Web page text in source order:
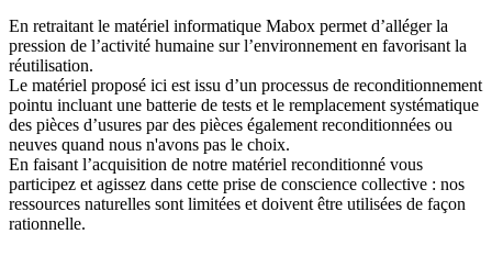
En retraitant le matériel informatique Mabox permet d’alléger la
pression de l’activité humaine sur l’environnement en favorisant la
réutilisation.
Le matériel proposé ici est issu d’un processus de reconditionnement
pointu incluant une batterie de tests et le remplacement systématique
des pièces d’usures par des pièces également reconditionnées ou
neuves quand nous n'avons pas le choix.
En faisant l’acquisition de notre matériel reconditionné vous
participez et agissez dans cette prise de conscience collective : nos
ressources naturelles sont limitées et doivent être utilisées de façon
rationnelle.